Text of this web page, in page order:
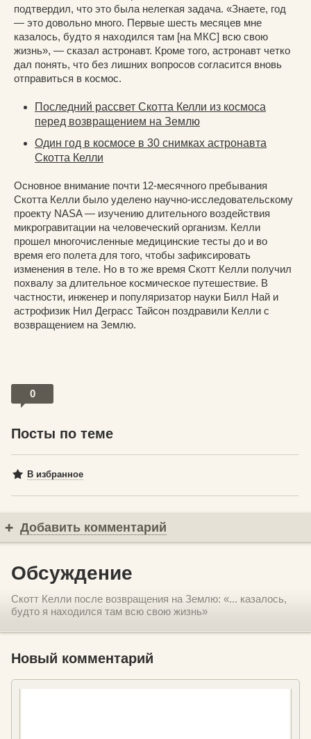
подтвердил, что это была нелегкая задача. «Знаете, год
— это довольно много. Первые шесть месяцев мне
казалось, будто я находился там [на МКС] всю свою
жизнь», — сказал астронавт. Кроме того, астронавт четко
дал понять, что без лишних вопросов согласится вновь
отправиться в космос.
Последний рассвет Скотта Келли из космоса
перед возвращением на Землю
Один год в космосе в 30 снимках астронавта
Скотта Келли
Основное внимание почти 12-месячного пребывания
Скотта Келли было уделено научно-исследовательскому
проекту NASA — изучению длительного воздействия
микрогравитации на человеческий организм. Келли
прошел многочисленные медицинские тесты до и во
время его полета для того, чтобы зафиксировать
изменения в теле. Но в то же время Скотт Келли получил
похвалу за длительное космическое путешествие. В
частности, инженер и популяризатор науки Билл Най и
астрофизик Нил Деграсс Тайсон поздравили Келли с
возвращением на Землю.
0
Посты по теме
В избранное
Добавить комментарий
Обсуждение
Скотт Келли после возвращения на Землю: «... казалось,
будто я находился там всю свою жизнь»
Новый комментарий